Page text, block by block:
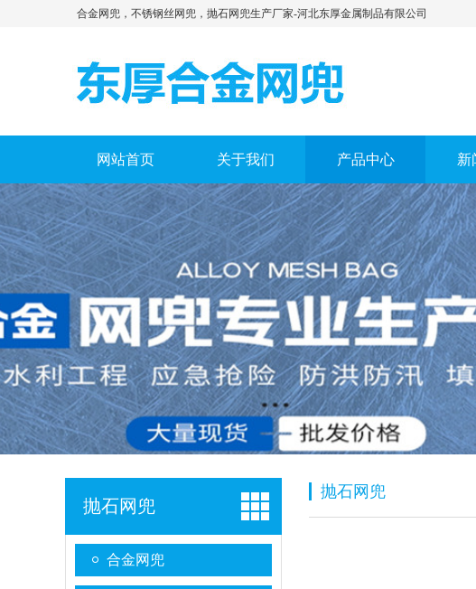
合金网兜，不锈钢丝网兜，抛石网兜生产厂家-河北东厚金属制品有限公司
网站首页 关于我们 产品中心 新
抛石网兜
合金网兜
抛石网兜